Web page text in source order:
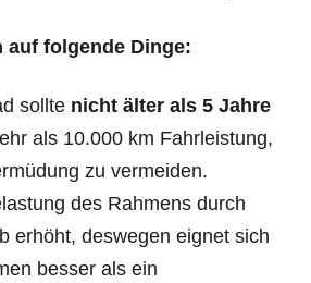
auf folgende Dinge:
sollte nicht älter als 5 Jahre
als 10.000 km Fahrleistung,
zu vermeiden.
des Rahmens durch
erhöht, deswegen eignet sich
besser als ein